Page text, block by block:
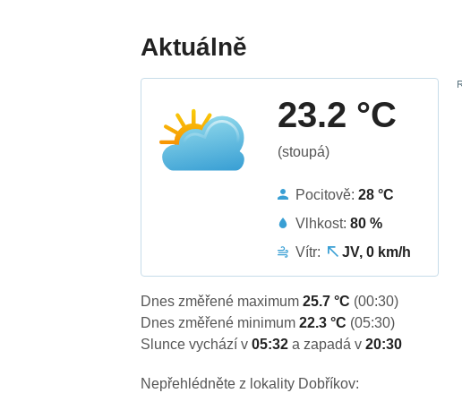
Aktuálně
23.2 °C
(stoupá)
Pocitově:28 °C
Vlhkost:80 %
Vítr:
JV, 0 km/h
Dnes změřené maximum25.7 °C (00:30)
Dnes změřené minimum22.3 °C (05:30)
Slunce vychází v05:32a zapadá v20:30
Nepřehlédněte z lokality Dobříkov: